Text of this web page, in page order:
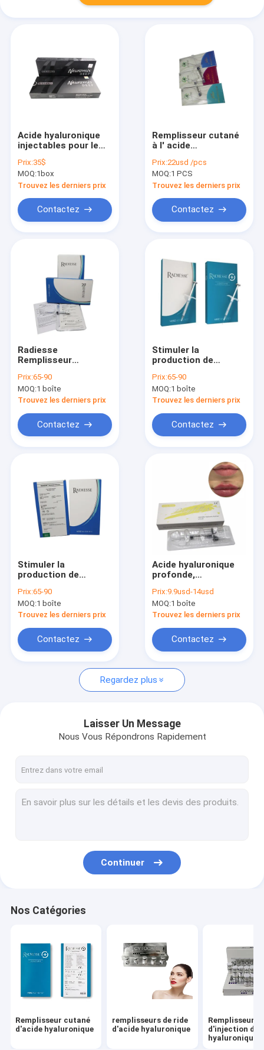
Produits
Au sujet de nous
Visite d'usine
Nouvelles
Demandez une citation
remplisseurs de ride d'acide hyaluronique
Remplisseur d'injection d'acide hyaluronique
Fils de PDO PCL PLLA
Peptide de protéine d'or
Gel de serrage femelle
Kit de rabotage de Derma
Aiguille micro de canule
Acide hyaluronique
injectables pour le
flacon
Prix:35$
MOQ:1box
Trouvez les derniers prix
Contactez
Remplisseur cutané
à l' acide
injection dans les
fesses
Prix:22usd /pcs
MOQ:1 PCS
Trouvez les derniers prix
Contactez
Radiesse
Remplisseur
Production de
Collagène 0,8cc
1,5cc 3cc Radiesse
Prix:65-90
MOQ:1 boîte
Trouvez les derniers prix
Contactez
Stimuler la
production de
Radiesse
Prix:65-90
MOQ:1 boîte
Trouvez les derniers prix
Contactez
Stimuler la
production de
3cc Radiesse
Prix:65-90
MOQ:1 boîte
Trouvez les derniers prix
Contactez
Acide hyaluronique
profonde,
croisé 2 ml Ce
Prix:9.9usd-14usd
MOQ:1 boîte
Trouvez les derniers prix
Contactez
Regardez plus
Laisser Un Message
Nous Vous Répondrons Rapidement
Continuer
Nos Catégories
Remplisseur cutané
d'acide hyaluronique
remplisseurs de ride
d'acide hyaluronique
Remplisseur
d'injection
hyaluronique